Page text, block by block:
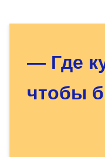
— Где
чтобы